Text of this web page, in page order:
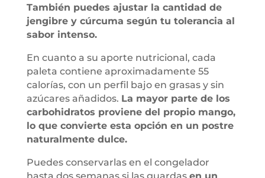
También puedes ajustar la cantidad de
jengibre y cúrcuma según tu tolerancia al
sabor intenso.
En cuanto a su aporte nutricional, cada
paleta contiene aproximadamente 55
calorías, con un perfil bajo en grasas y sin
azúcares añadidos. La mayor parte de los
carbohidratos proviene del propio mango,
lo que convierte esta opción en un postre
naturalmente dulce.
Puedes conservarlas en el congelador
hasta dos semanas si las guardas en un